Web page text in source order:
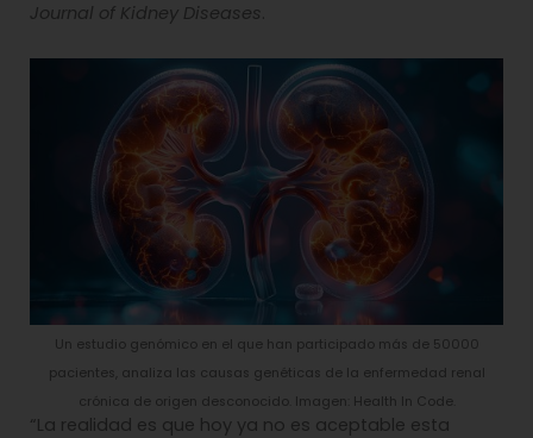
Journal of Kidney Diseases.
Un estudio genómico en el que han participado más de 50000
pacientes, analiza las causas genéticas de la enfermedad renal
crónica de origen desconocido. Imagen: Health In Code.
“La realidad es que hoy ya no es aceptable esta